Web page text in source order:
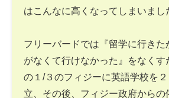
はこんなに高くなってしまいまし
フリーバードでは『留学に行きた
がなくて行けなかった』をなくす
の１/３のフィジーに英語学校を
立、その後、フィジー政府からの